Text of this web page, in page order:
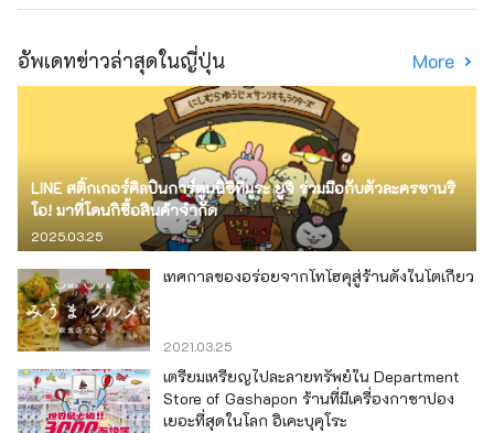
อัพเดทข่าวล่าสุดในญี่ปุ่น More
LINE สติ๊กเกอร์ศิลปินการ์ตูนนิชิทีมูระ ยูจิ ร่วมมือกับตัวละครซานริ
โอ! มาที่โดนกิซื้อสินค้าจำกัด
2025.03.25
เทศกาลของอร่อยจากโทโฮคุสู่ร้านดังในโตเกียว
2021.03.25
เตรียมเหรียญไปละลายทรัพย์ใน Department
Store of Gashapon ร้านที่มีเครื่องกาชาปอง
เยอะที่สุดในโลก อิเคะบุคุโระ